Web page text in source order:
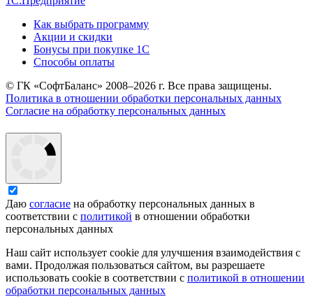
Как выбрать программу
Акции и скидки
Бонусы при покупке 1С
Способы оплаты
© ГК «СофтБаланс» 2008–2026 г. Все права защищены.
Политика в отношении обработки персональных данных
Согласие на обработку персональных данных
Даю согласие на обработку персональных данных в
соответствии с политикой в отношении обработки
персональных данных
Наш сайт использует cookie для улучшения взаимодействия с
вами. Продолжая пользоваться сайтом, вы разрешаете
использовать cookie в соответствии с политикой в отношении
обработки персональных данных